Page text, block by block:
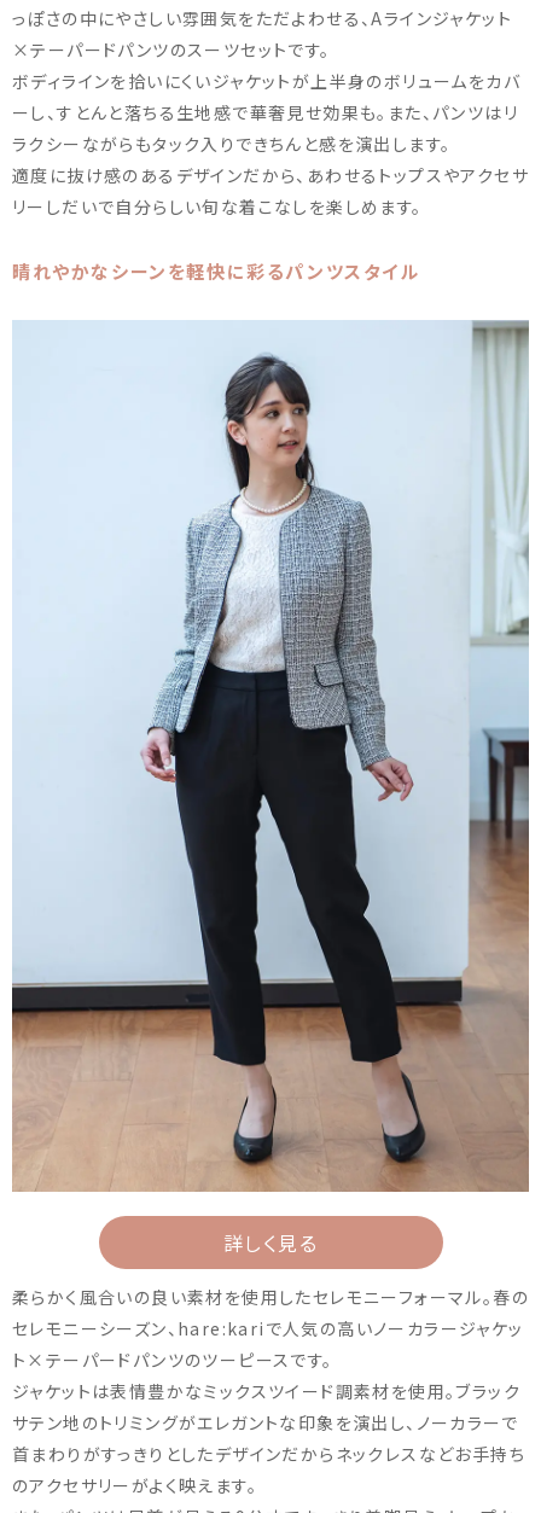
っぽさの中にやさしい雰囲気をただよわせる、Aラインジャケット
×テーパードパンツのスーツセットです。
ボディラインを拾いにくいジャケットが上半身のボリュームをカバ
ーし、すとんと落ちる生地感で華奢見せ効果も。また、パンツはリ
ラクシーながらもタック入りできちんと感を演出します。
適度に抜け感のあるデザインだから、あわせるトップスやアクセサ
リーしだいで自分らしい旬な着こなしを楽しめます。
晴れやかなシーンを軽快に彩るパンツスタイル
詳しく見る
柔らかく風合いの良い素材を使用したセレモニーフォーマル。春の
セレモニーシーズン、hare:kariで人気の高いノーカラージャケッ
ト×テーパードパンツのツーピースです。
ジャケットは表情豊かなミックスツイード調素材を使用。ブラック
サテン地のトリミングがエレガントな印象を演出し、ノーカラーで
首まわりがすっきりとしたデザインだからネックレスなどお手持ち
のアクセサリーがよく映えます。